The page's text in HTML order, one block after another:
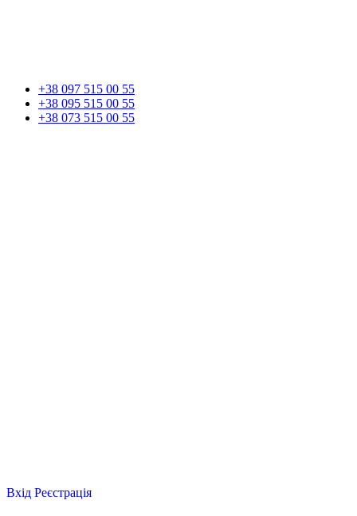
+38 097 515 00 55
+38 095 515 00 55
+38 073 515 00 55
Вхід Реєстрація